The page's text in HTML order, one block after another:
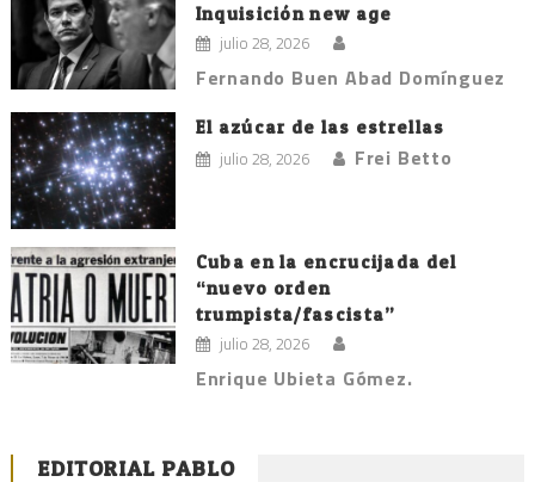
Inquisición new age
julio 28, 2026
Fernando Buen Abad Domínguez
El azúcar de las estrellas
julio 28, 2026 Frei Betto
Cuba en la encrucijada del
“nuevo orden
trumpista/fascista”
julio 28, 2026
Enrique Ubieta Gómez.
EDITORIAL PABLO